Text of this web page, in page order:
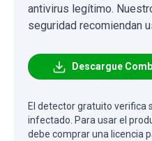
antivirus legítimo.
seguridad recomiendan
Descargue
El detector gratuito verifica
infectado. Para usar el
debe comprar una licencia